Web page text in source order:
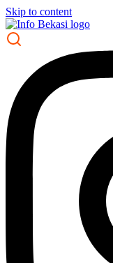
Skip to content